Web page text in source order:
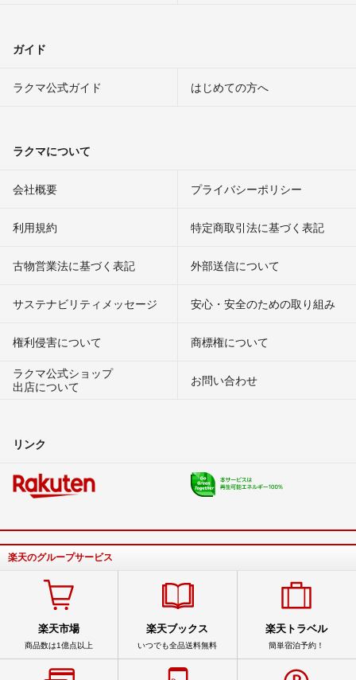
ガイド
ラクマ公式ガイド はじめての方へ
ラクマについて
会社概要 プライバシーポリシー
利用規約 特定商取引法に基づく表記
古物営業法に基づく表記 外部送信について
サステナビリティメッセージ 安心・安全のための取り組み
権利侵害について
商標権について
ラクマ公式ショップ
出店について
お問い合わせ
リンク
楽天のグループサービス
楽天市場
商品数は1億点以上
楽天ブックス
いつでも全品送料無料
楽天トラベル
簡単宿泊予約！